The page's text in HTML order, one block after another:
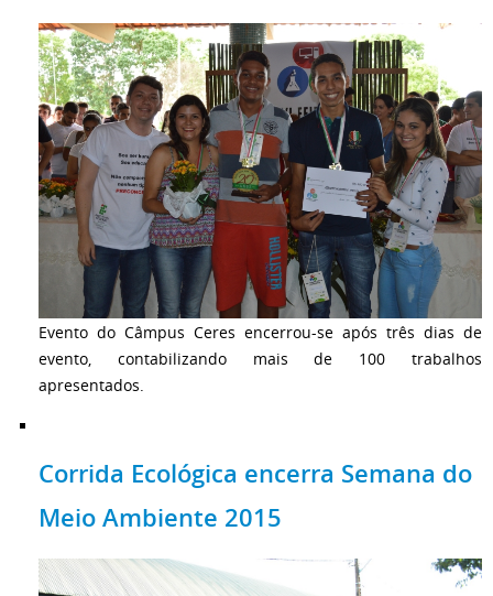
Evento do Câmpus Ceres encerrou-se após três dias de
evento, contabilizando mais de 100 trabalhos
apresentados.
Corrida Ecológica encerra Semana do
Meio Ambiente 2015